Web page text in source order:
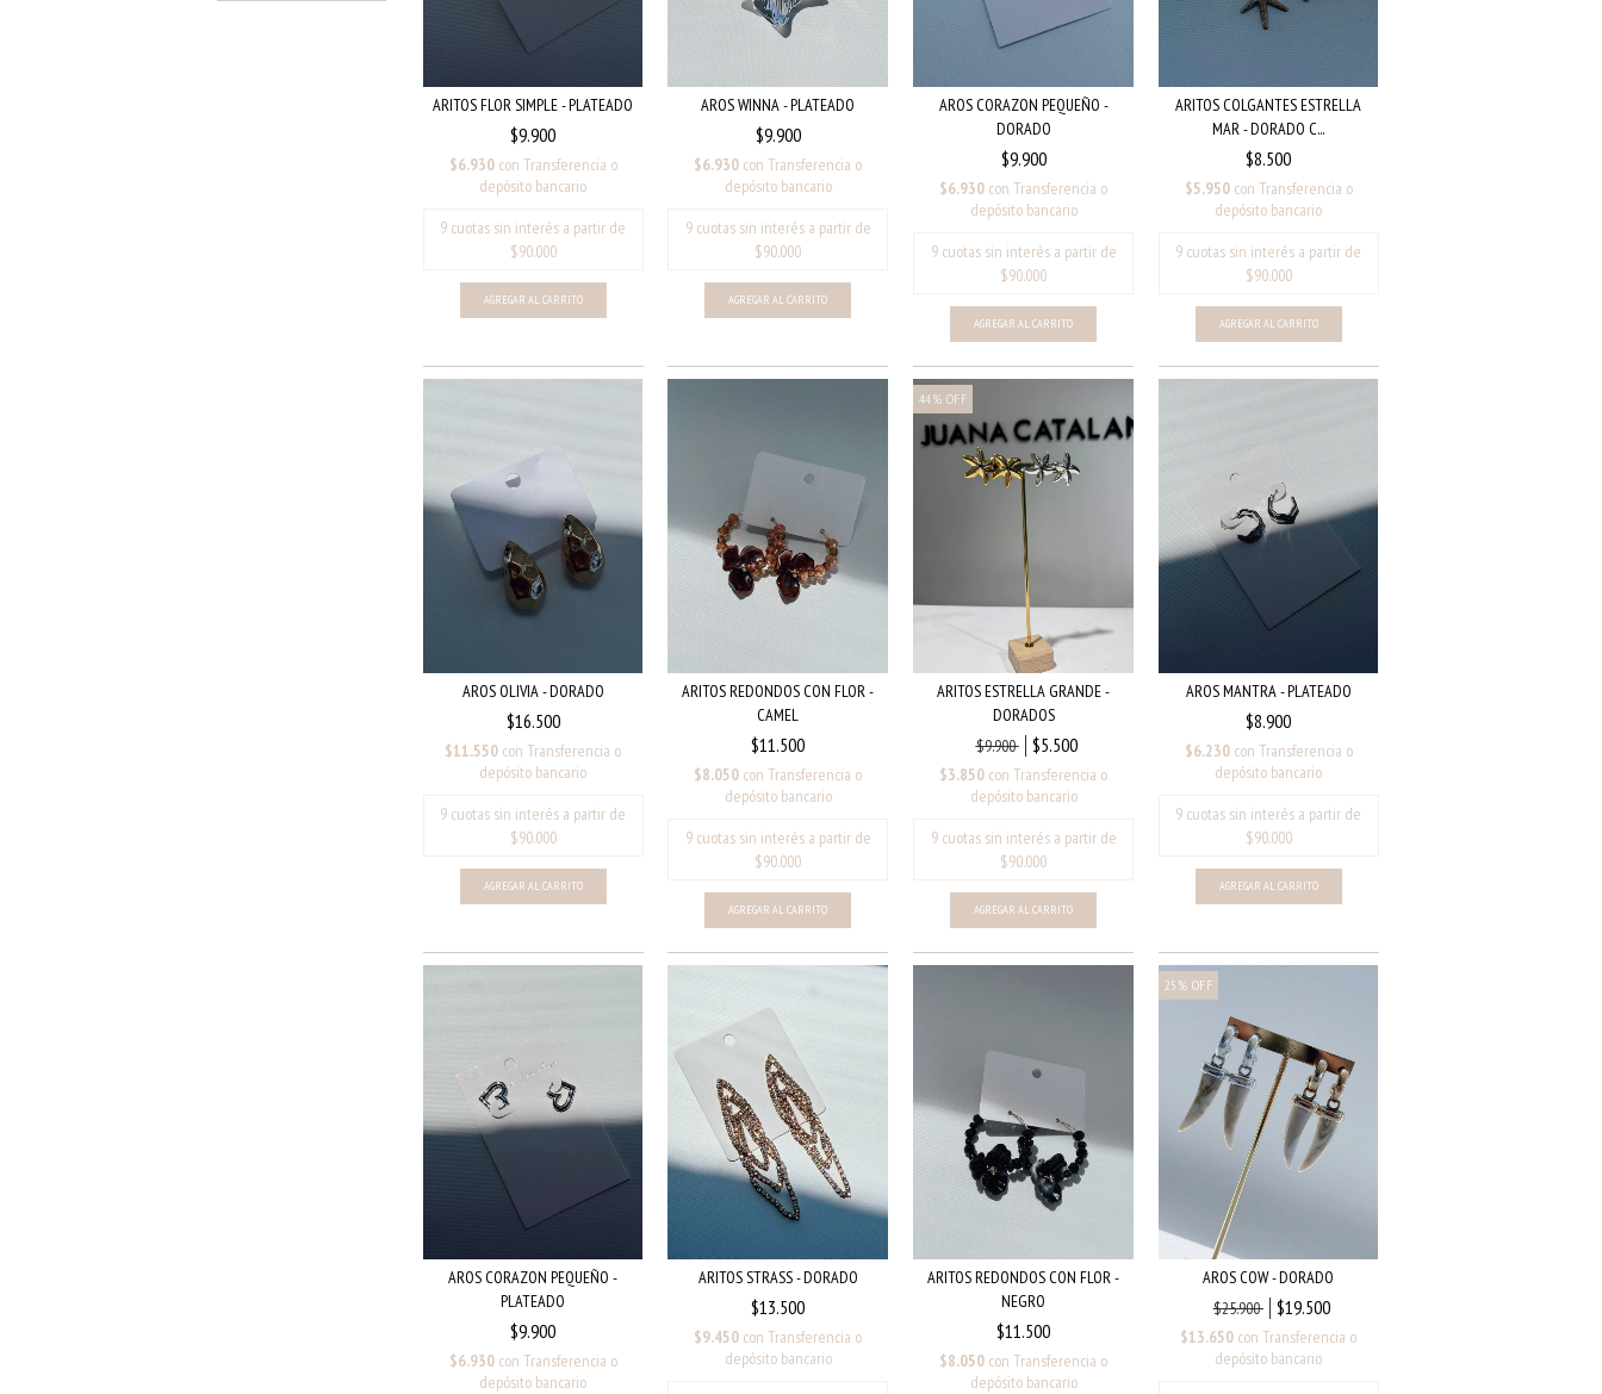
ARITOS FLOR SIMPLE - PLATEADO
$9.900
$6.930 con Transferencia o
depósito bancario
AROS WINNA - PLATEADO
$9.900
$6.930 con Transferencia o
depósito bancario
AROS CORAZON PEQUEÑO -
DORADO
$9.900
$6.930 con Transferencia o
depósito bancario
ARITOS COLGANTES ESTRELLA
MAR - DORADO C...
$8.500
$5.950 con Transferencia o
depósito bancario
AROS OLIVIA - DORADO
$16.500
$11.550 con Transferencia o
depósito bancario
ARITOS REDONDOS CON FLOR -
CAMEL
$11.500
$8.050 con Transferencia o
depósito bancario
44% OFF
ARITOS ESTRELLA GRANDE -
DORADOS
$9.900
$5.500
$3.850 con Transferencia o
depósito bancario
AROS MANTRA - PLATEADO
$8.900
$6.230 con Transferencia o
depósito bancario
AROS CORAZON PEQUEÑO -
PLATEADO
$9.900
$6.930 con Transferencia o
depósito bancario
ARITOS STRASS - DORADO
$13.500
$9.450 con Transferencia o
depósito bancario
ARITOS REDONDOS CON FLOR -
NEGRO
$11.500
$8.050 con Transferencia o
depósito bancario
25 % OFF
AROS COW - DORADO
$25.900
$19.500
$13.650 con Transferencia o
depósito bancario